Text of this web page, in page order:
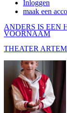
Inloggen
maak een
ANDERS IS EEN
VOORNAAM
THEATER